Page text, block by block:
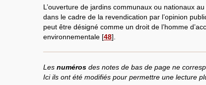
L’ouverture de jardins communaux ou nationaux
dans le cadre de la revendication par l’opinion
peut être désigné comme un droit de l’homme
environnementale [48]
Les numéros des notes de bas de page ne
Ici ils ont été modifiés pour permettre une lecture